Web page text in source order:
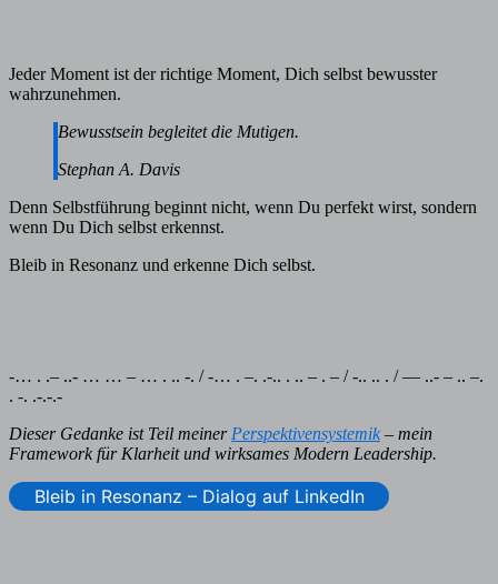
Jeder Moment ist der richtige Moment, Dich selbst bewusster
wahrzunehmen.
Bewusstsein begleitet die Mutigen.
Stephan A. Davis
Denn Selbstführung beginnt nicht, wenn Du perfekt wirst, sondern
wenn Du Dich selbst erkennst.
Bleib in Resonanz und erkenne Dich selbst.
-… . .– ..- … … – … . .. -. / -… . –. .-.. . .. – . – / -.. .. . / — ..- – .. –.
. -. .-.-.-
Dieser Gedanke ist Teil meiner Perspektivensystemik – mein
Framework für Klarheit und wirksames Modern Leadership.
Bleib in Resonanz – Dialog auf LinkedIn